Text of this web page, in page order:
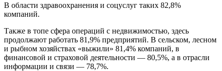
В области здравоохранения и соцуслуг таких 82,8%
компаний.
Также в топе сфера операций с недвижимостью, здесь
продолжают работать 81,9% предприятий. В сельском, лесном
и рыбном хозяйствах «выжили» 81,4% компаний, в
финансовой и страховой деятельности — 80,5%, а в отрасли
информации и связи — 78,7%.